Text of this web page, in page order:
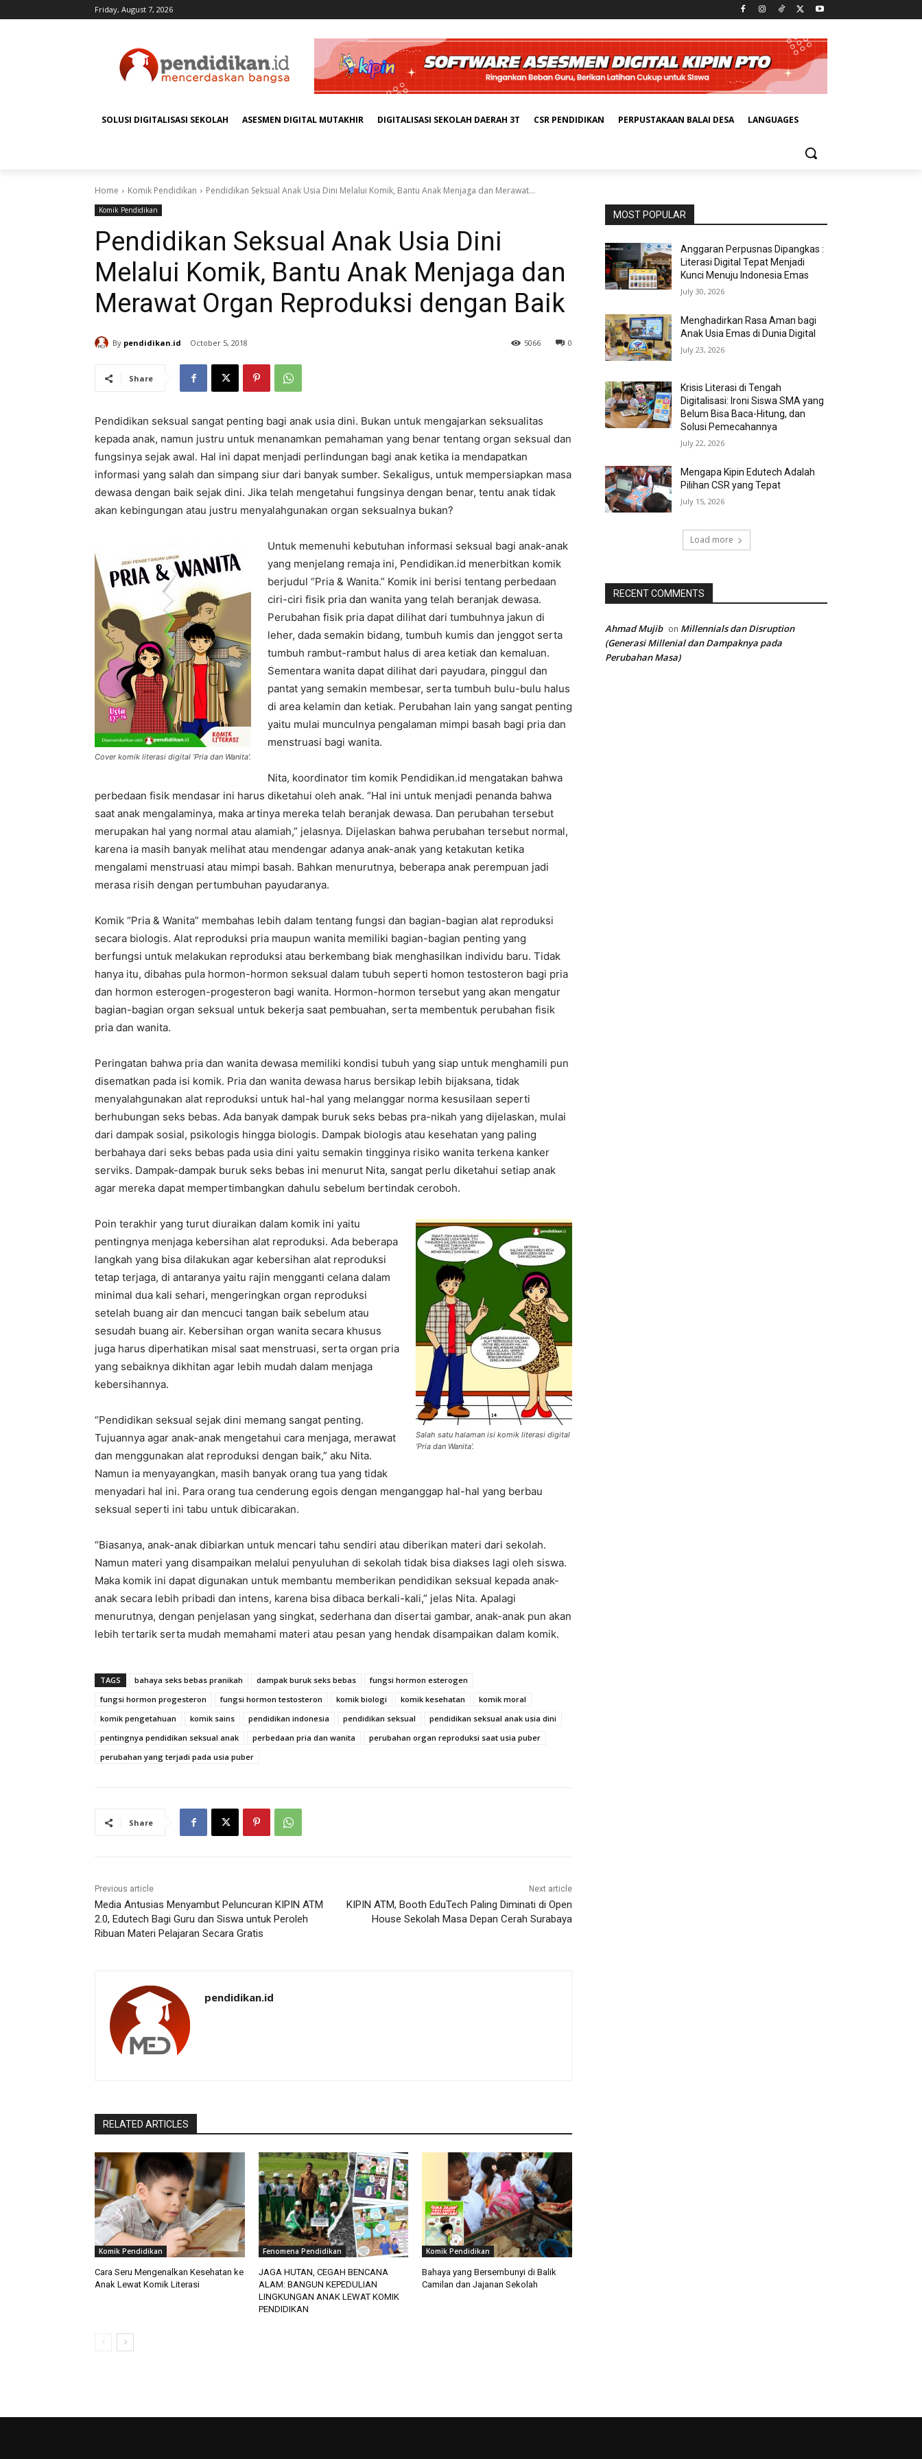
Friday, August 7, 2026
SOLUSI DIGITALISASI SEKOLAH ASESMEN DIGITAL MUTAKHIR DIGITALISASI SEKOLAH DAERAH 3T CSR PENDIDIKAN PERPUSTAKAAN BALAI DESA LANGUAGES
Home Komik Pendidikan Pendidikan Seksual Anak Usia Dini Melalui Komik, Bantu Anak Menjaga dan Merawat...
Komik Pendidikan
Pendidikan Seksual Anak Usia Dini
Melalui Komik, Bantu Anak Menjaga dan
Merawat Organ Reproduksi dengan Baik
By pendidikan.id October 5, 2018 0
5066
Share
Pendidikan seksual sangat penting bagi anak usia dini. Bukan untuk mengajarkan seksualitas
kepada anak, namun justru untuk menanamkan pemahaman yang benar tentang organ seksual dan
fungsinya sejak awal. Hal ini dapat menjadi perlindungan bagi anak ketika ia mendapatkan
informasi yang salah dan simpang siur dari banyak sumber. Sekaligus, untuk mempersiapkan masa
dewasa dengan baik sejak dini. Jika telah mengetahui fungsinya dengan benar, tentu anak tidak
akan kebingungan atau justru menyalahgunakan organ seksualnya bukan?
Cover komik literasi digital ‘Pria dan Wanita’.
Untuk memenuhi kebutuhan informasi seksual bagi anak-anak
yang menjelang remaja ini, Pendidikan.id menerbitkan komik
berjudul “Pria & Wanita.” Komik ini berisi tentang perbedaan
ciri-ciri fisik pria dan wanita yang telah beranjak dewasa.
Perubahan fisik pria dapat dilihat dari tumbuhnya jakun di
leher, dada semakin bidang, tumbuh kumis dan jenggot serta
tumbuh rambut-rambut halus di area ketiak dan kemaluan.
Sementara wanita dapat dilihat dari payudara, pinggul dan
pantat yang semakin membesar, serta tumbuh bulu-bulu halus
di area kelamin dan ketiak. Perubahan lain yang sangat penting
yaitu mulai munculnya pengalaman mimpi basah bagi pria dan
menstruasi bagi wanita.
Nita, koordinator tim komik Pendidikan.id mengatakan bahwa
perbedaan fisik mendasar ini harus diketahui oleh anak. “Hal ini untuk menjadi penanda bahwa
saat anak mengalaminya, maka artinya mereka telah beranjak dewasa. Dan perubahan tersebut
merupakan hal yang normal atau alamiah,” jelasnya. Dijelaskan bahwa perubahan tersebut normal,
karena ia masih banyak melihat atau mendengar adanya anak-anak yang ketakutan ketika
mengalami menstruasi atau mimpi basah. Bahkan menurutnya, beberapa anak perempuan jadi
merasa risih dengan pertumbuhan payudaranya.
Komik “Pria & Wanita” membahas lebih dalam tentang fungsi dan bagian-bagian alat reproduksi
secara biologis. Alat reproduksi pria maupun wanita memiliki bagian-bagian penting yang
berfungsi untuk melakukan reproduksi atau berkembang biak menghasilkan individu baru. Tidak
hanya itu, dibahas pula hormon-hormon seksual dalam tubuh seperti homon testosteron bagi pria
dan hormon esterogen-progesteron bagi wanita. Hormon-hormon tersebut yang akan mengatur
bagian-bagian organ seksual untuk bekerja saat pembuahan, serta membentuk perubahan fisik
pria dan wanita.
Peringatan bahwa pria dan wanita dewasa memiliki kondisi tubuh yang siap untuk menghamili pun
disematkan pada isi komik. Pria dan wanita dewasa harus bersikap lebih bijaksana, tidak
menyalahgunakan alat reproduksi untuk hal-hal yang melanggar norma kesusilaan seperti
berhubungan seks bebas. Ada banyak dampak buruk seks bebas pra-nikah yang dijelaskan, mulai
dari dampak sosial, psikologis hingga biologis. Dampak biologis atau kesehatan yang paling
berbahaya dari seks bebas pada usia dini yaitu semakin tingginya risiko wanita terkena kanker
serviks. Dampak-dampak buruk seks bebas ini menurut Nita, sangat perlu diketahui setiap anak
agar mereka dapat mempertimbangkan dahulu sebelum bertindak ceroboh.
Salah satu halaman isi komik literasi digital
‘Pria dan Wanita’.
Poin terakhir yang turut diuraikan dalam komik ini yaitu
pentingnya menjaga kebersihan alat reproduksi. Ada beberapa
langkah yang bisa dilakukan agar kebersihan alat reproduksi
tetap terjaga, di antaranya yaitu rajin mengganti celana dalam
minimal dua kali sehari, mengeringkan organ reproduksi
setelah buang air dan mencuci tangan baik sebelum atau
sesudah buang air. Kebersihan organ wanita secara khusus
juga harus diperhatikan misal saat menstruasi, serta organ pria
yang sebaiknya dikhitan agar lebih mudah dalam menjaga
kebersihannya.
“Pendidikan seksual sejak dini memang sangat penting.
Tujuannya agar anak-anak mengetahui cara menjaga, merawat
dan menggunakan alat reproduksi dengan baik,” aku Nita.
Namun ia menyayangkan, masih banyak orang tua yang tidak
menyadari hal ini. Para orang tua cenderung egois dengan menganggap hal-hal yang berbau
seksual seperti ini tabu untuk dibicarakan.
“Biasanya, anak-anak dibiarkan untuk mencari tahu sendiri atau diberikan materi dari sekolah.
Namun materi yang disampaikan melalui penyuluhan di sekolah tidak bisa diakses lagi oleh siswa.
Maka komik ini dapat digunakan untuk membantu memberikan pendidikan seksual kepada anak-
anak secara lebih pribadi dan intens, karena bisa dibaca berkali-kali,” jelas Nita. Apalagi
menurutnya, dengan penjelasan yang singkat, sederhana dan disertai gambar, anak-anak pun akan
lebih tertarik serta mudah memahami materi atau pesan yang hendak disampaikan dalam komik.
TAGS bahaya seks bebas pranikah dampak buruk seks bebas
fungsi hormon esterogen
fungsi hormon progesteron
fungsi hormon testosteron komik biologi komik kesehatan
komik moral
komik pengetahuan
komik sains pendidikan indonesia pendidikan seksual
pendidikan seksual anak usia dini
pentingnya pendidikan seksual anak
perbedaan pria dan wanita
perubahan organ reproduksi saat usia puber
perubahan yang terjadi pada usia puber
Share
Previous article
Media Antusias Menyambut Peluncuran KIPIN ATM
2.0, Edutech Bagi Guru dan Siswa untuk Peroleh
Ribuan Materi Pelajaran Secara Gratis
Next article
KIPIN ATM, Booth EduTech Paling Diminati di Open
House Sekolah Masa Depan Cerah Surabaya
pendidikan.id
RELATED ARTICLES
Komik Pendidikan
Cara Seru Mengenalkan Kesehatan ke
Anak Lewat Komik Literasi
Fenomena Pendidikan
JAGA HUTAN, CEGAH BENCANA
ALAM: BANGUN KEPEDULIAN
LINGKUNGAN ANAK LEWAT KOMIK
PENDIDIKAN
Komik Pendidikan
Bahaya yang Bersembunyi di Balik
Camilan dan Jajanan Sekolah
MOST POPULAR
Anggaran Perpusnas Dipangkas :
Literasi Digital Tepat Menjadi
Kunci Menuju Indonesia Emas
July 30, 2026
Menghadirkan Rasa Aman bagi
Anak Usia Emas di Dunia Digital
July 23, 2026
Krisis Literasi di Tengah
Digitalisasi: Ironi Siswa SMA yang
Belum Bisa Baca-Hitung, dan
Solusi Pemecahannya
July 22, 2026
Mengapa Kipin Edutech Adalah
Pilihan CSR yang Tepat
July 15, 2026
Load more
RECENT COMMENTS
Ahmad Mujib on Millennials dan Disruption
(Generasi Millenial dan Dampaknya pada
Perubahan Masa)